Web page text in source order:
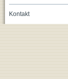
Kontakt